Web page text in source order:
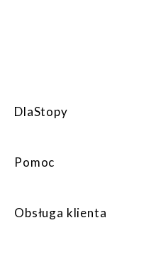
DlaStopy
Pomoc
Obsługa klienta